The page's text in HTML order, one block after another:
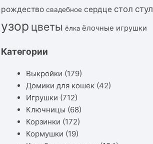
рождество свадебное сердце стол стул
узор цветы ёлка ёлочные игрушки
Категории
Выкройки (179)
Домики для кошек (42)
Игрушки (712)
Ключницы (68)
Корзинки (172)
Кормушки (19)